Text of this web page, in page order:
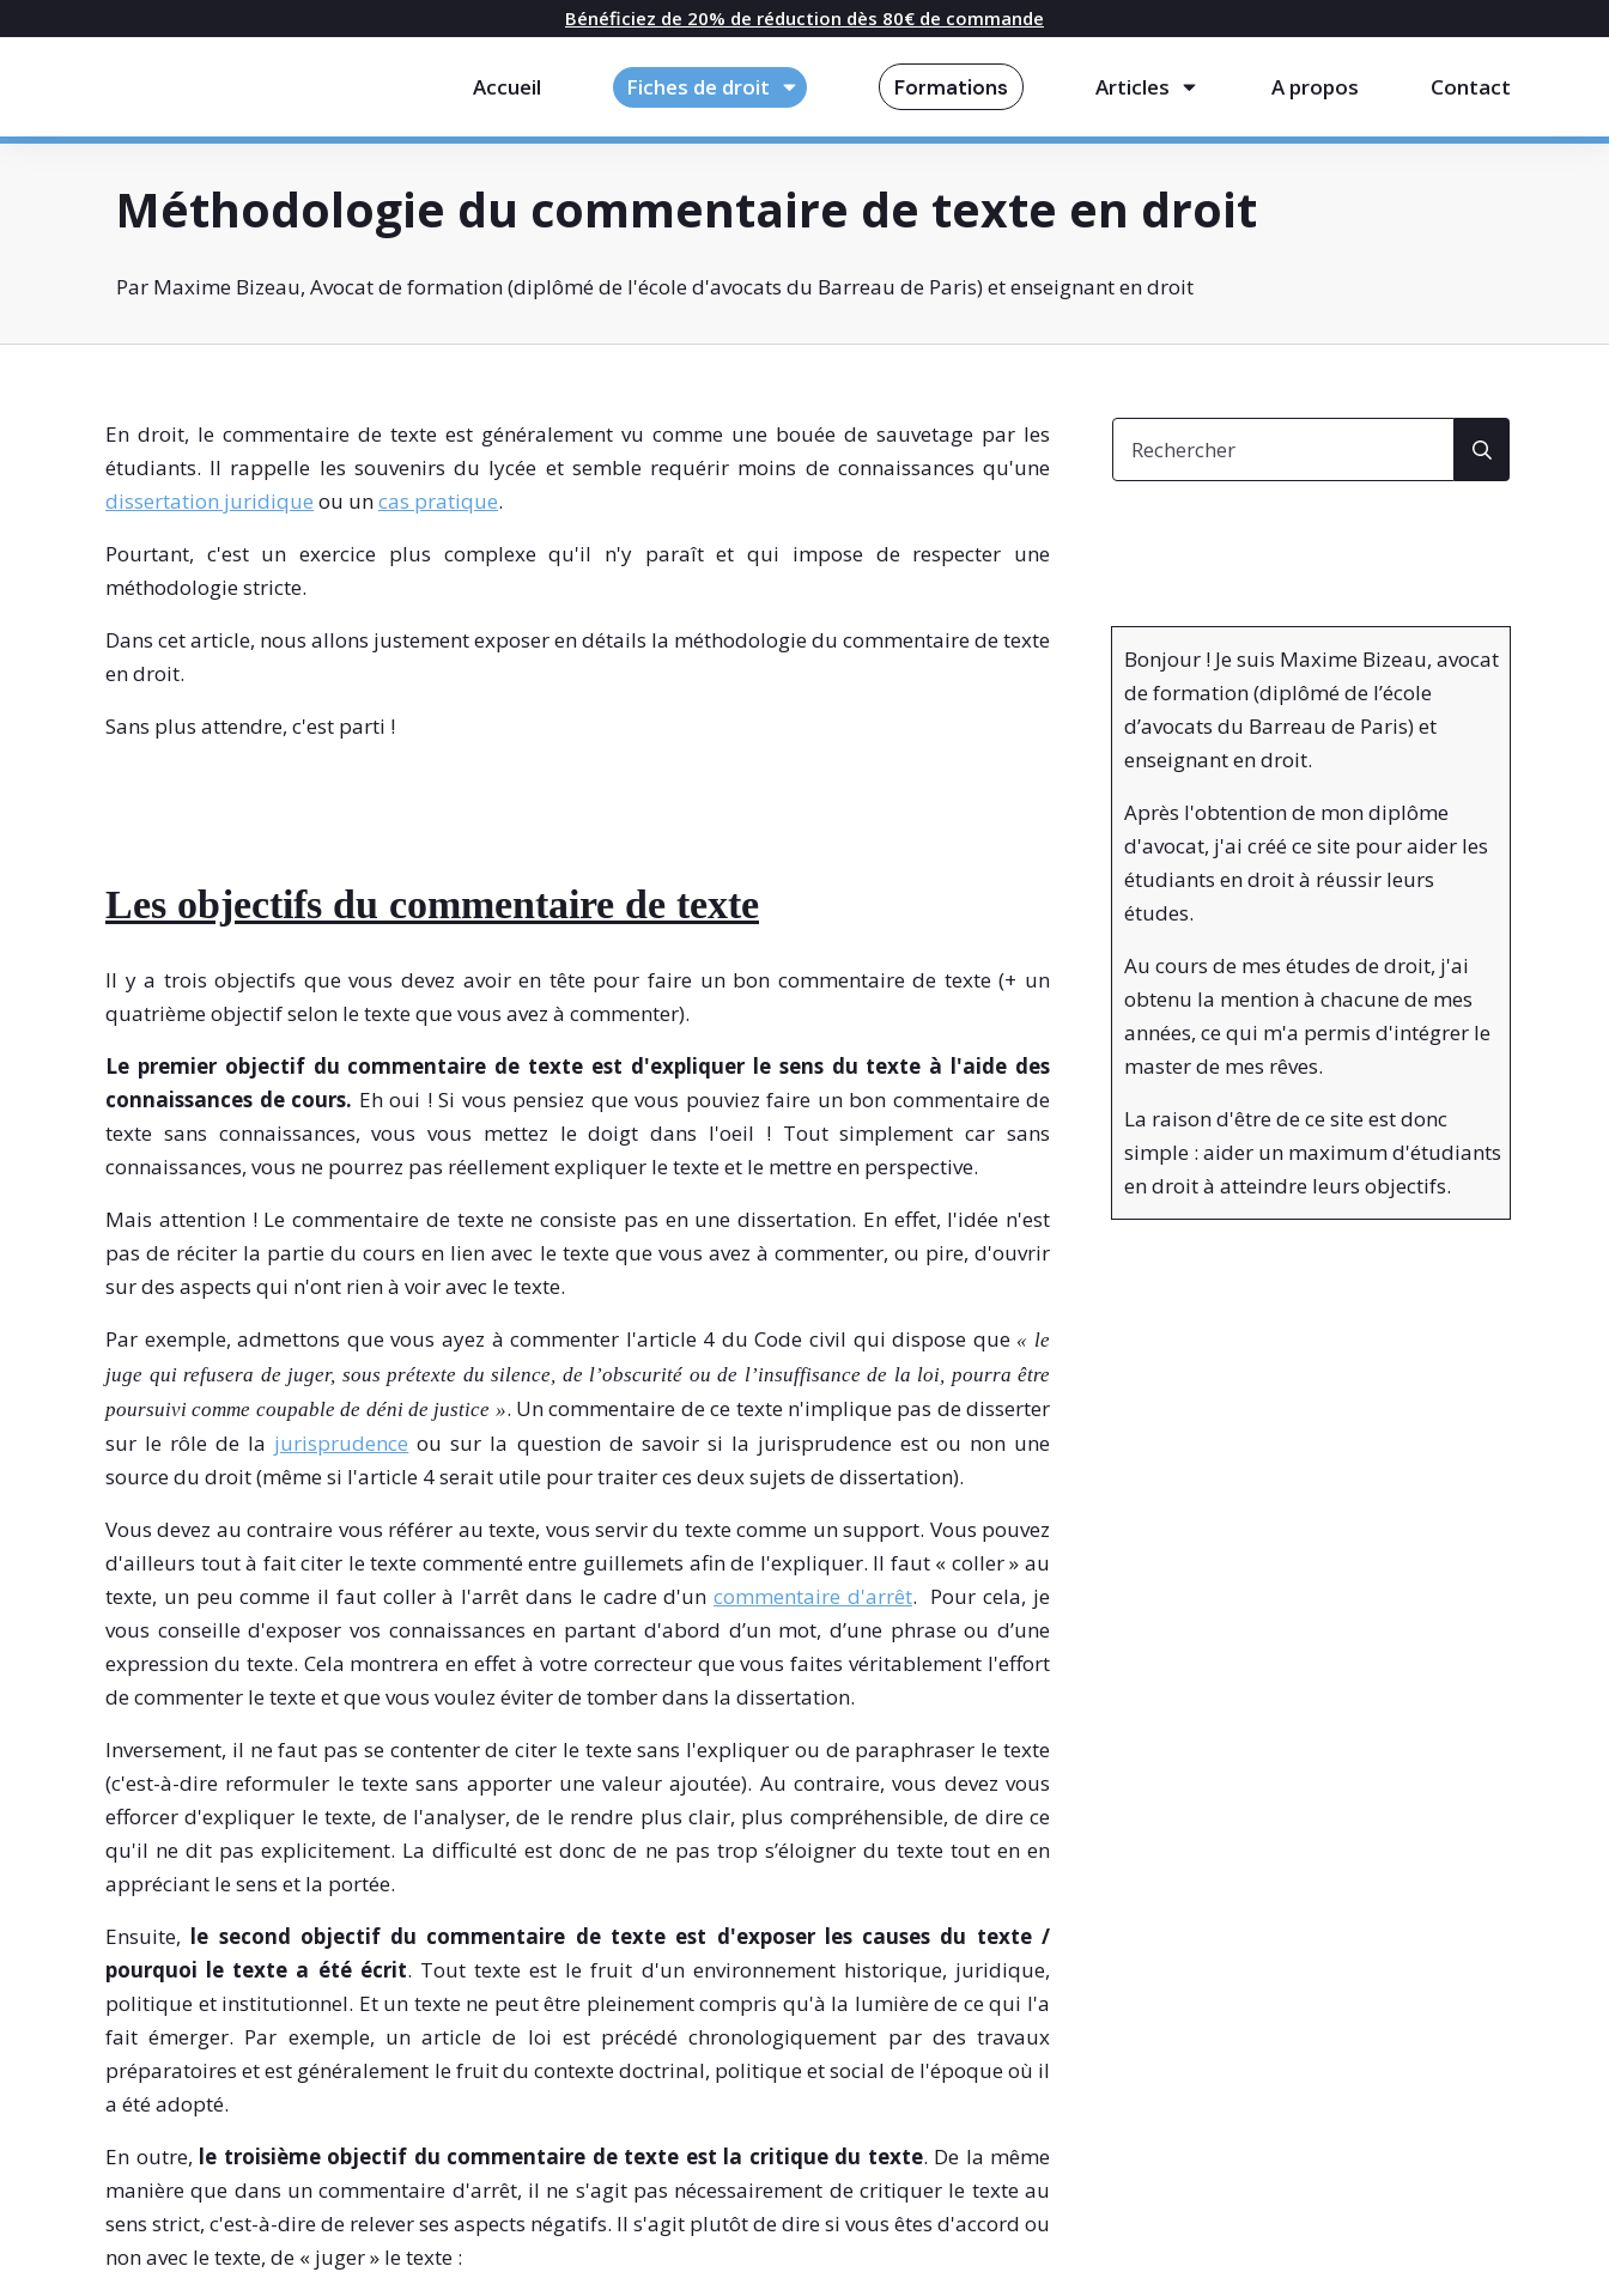
Bénéficiez de 20% de réduction dès 80€ de commande
Accueil Fiches de droit Formations Articles A propos Contact
Méthodologie du commentaire de texte en droit
Par Maxime Bizeau, Avocat de formation (diplômé de l'école d'avocats du Barreau de Paris) et enseignant en droit
En droit, le commentaire de texte est généralement vu comme une bouée de sauvetage par les
étudiants. Il rappelle les souvenirs du lycée et semble requérir moins de connaissances qu'une
dissertation juridique ou uncas pratique.
Pourtant, c'est un exercice plus complexe qu'il n'y paraît et qui impose de respecter une
méthodologie stricte.
Dans cet article, nous allons justement exposer en détails la méthodologie du commentaire de texte
en droit.
Sans plus attendre, c'est parti !
Les objectifs du commentaire de texte
Il y a trois objectifs que vous devez avoir en tête pour faire un bon commentaire de texte (+ un
quatrième objectif selon le texte que vous avez à commenter).
Le premier objectif du commentaire de texte est d'expliquer le sens du texte à l'aide des
connaissances de cours. Eh oui ! Si vous pensiez que vous pouviez faire un bon commentaire de
texte sans connaissances, vous vous mettez le doigt dans l'oeil ! Tout simplement car sans
connaissances, vous ne pourrez pas réellement expliquer le texte et le mettre en perspective.
Mais attention ! Le commentaire de texte ne consiste pas en une dissertation. En effet, l'idée n'est
pas de réciter la partie du cours en lien avec le texte que vous avez à commenter, ou pire, d'ouvrir
sur des aspects qui n'ont rien à voir avec le texte.
Par exemple, admettons que vous ayez à commenter l'article 4 du Code civil qui dispose que « le
juge qui refusera de juger, sous prétexte du silence, de l’obscurité ou de l’insuffisance de la loi, pourra être
poursuivi comme coupable de déni de justice ». Un commentaire de ce texte n'implique pas de disserter
sur le rôle de la jurisprudence ou sur la question de savoir si la jurisprudence est ou non une
source du droit (même si l'article 4 serait utile pour traiter ces deux sujets de dissertation).
Vous devez au contraire vous référer au texte, vous servir du texte comme un support. Vous pouvez
d'ailleurs tout à fait citer le texte commenté entre guillemets afin de l'expliquer. Il faut « coller » au
texte, un peu comme il faut coller à l'arrêt dans le cadre d'uncommentaire d'arrêt. Pour cela, je
vous conseille d'exposer vos connaissances en partant d'abord d’un mot, d’une phrase ou d’une
expression du texte. Cela montrera en effet à votre correcteur que vous faites véritablement l'effort
de commenter le texte et que vous voulez éviter de tomber dans la dissertation.
Inversement, il ne faut pas se contenter de citer le texte sans l'expliquer ou de paraphraser le texte
(c'est-à-dire reformuler le texte sans apporter une valeur ajoutée). Au contraire, vous devez vous
efforcer d'expliquer le texte, de l'analyser, de le rendre plus clair, plus compréhensible, de dire ce
qu'il ne dit pas explicitement. La difficulté est donc de ne pas trop s’éloigner du texte tout en en
appréciant le sens et la portée.
Ensuite, le second objectif du commentaire de texte est d'exposer les causes du texte /
pourquoi le texte a été écrit. Tout texte est le fruit d'un environnement historique, juridique,
politique et institutionnel. Et un texte ne peut être pleinement compris qu'à la lumière de ce qui l'a
fait émerger. Par exemple, un article de loi est précédé chronologiquement par des travaux
préparatoires et est généralement le fruit du contexte doctrinal, politique et social de l'époque où il
a été adopté.
En outre, le troisième objectif du commentaire de texte est la critique du texte. De la même
manière que dans un commentaire d'arrêt, il ne s'agit pas nécessairement de critiquer le texte au
sens strict, c'est-à-dire de relever ses aspects négatifs. Il s'agit plutôt de dire si vous êtes d'accord ou
non avec le texte, de « juger » le texte :
Bonjour ! Je suis Maxime Bizeau, avocat
de formation (diplômé de l’école
d’avocats du Barreau de Paris) et
enseignant en droit.
Après l'obtention de mon diplôme
d'avocat, j'ai créé ce site pour aider les
étudiants en droit à réussir leurs
études.
Au cours de mes études de droit, j'ai
obtenu la mention à chacune de mes
années, ce qui m'a permis d'intégrer le
master de mes rêves.
La raison d'être de ce site est donc
simple : aider un maximum d'étudiants
en droit à atteindre leurs objectifs.